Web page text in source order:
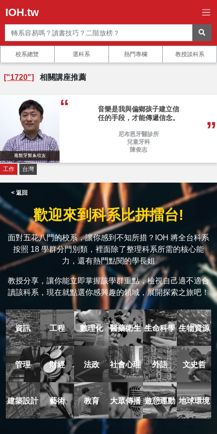
IOH.tw
校系總覽 選科系 熱門專欄 教授談科系
["1720"] 相關講座推薦
音樂是我與偏鄉孩子建立信
任的手段，才能傳遞信念。
尼布恩牙醫診所
兒童牙科
陳俊志
工作 台灣
< 返回
歡迎來到科系比拼擂台!
面對五花八門的校系，讓你感到不知所措？IOH 將全台科系
按照 18 學群分門別類，裡面除了整理科系所需的核心能
力，還有熱門點閱的學長姐
教授分享，讓你能立即掌握該學群重點，檢視自己適不適合
讀該科系，現在就點選你感興趣的領域，展開探索之旅吧！
資訊 工程 數理化 醫藥衛生 生命科學 生物資源
管理 財經 法政 社會心理 外語 文史哲
建築設計 藝術 教育 大眾傳播 遊憩運動 地球環境